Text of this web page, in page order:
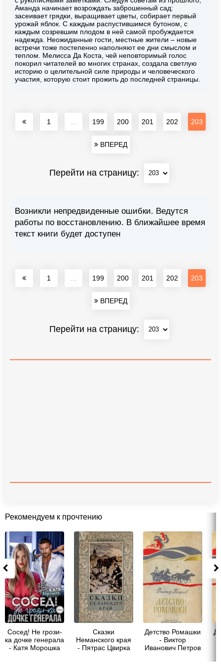
Аманда начинает возрождать заброшенный сад:
засеивает грядки, выращивает цветы, собирает первый
урожай яблок. С каждым распустившимся бутоном, с
каждым созревшим плодом в ней самой пробуждается
надежда. Неожиданные гости, местные жители – новые
встречи тоже постепенно наполняют ее дни смыслом и
теплом. Мелисса Да Коста, чей неповторимый голос
покорил читателей во многих странах, создала светлую
историю о целительной силе природы и человеческого
участия, которую стоит прожить до последней страницы.
1 199 200 201 202 203
ВПЕРЕД
Перейти на страницу:
Возникли непредвиденные ошибки. Ведутся
работы по восстановлению. В ближайшее время
текст книги будет доступен
1 199 200 201 202 203
ВПЕРЕД
Перейти на страницу:
Рекомендуем к прочтению
Сосед! Не грози-
ка дочке генерала
- Катя Морошка
Сказки
Неманского края
- Пятрас Цвирка
Детство Ромашки
- Виктор
Иванович Петров